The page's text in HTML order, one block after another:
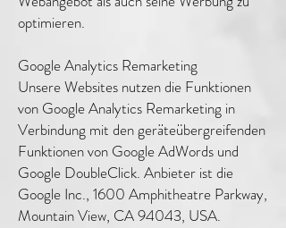
optimieren.
Google Analytics Remarketing
Unsere Websites nutzen die Funktionen
von Google Analytics Remarketing in
Verbindung mit den geräteübergreifenden
Funktionen von Google AdWords und
Google DoubleClick. Anbieter ist die
Google Inc., 1600 Amphitheatre Parkway,
Mountain View, CA 94043, USA.